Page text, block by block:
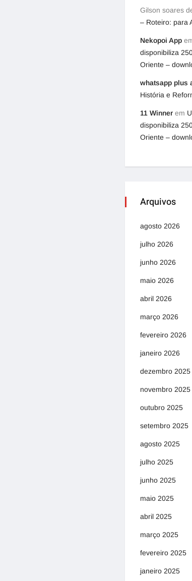
Gilson soares
– Roteiro: para
Nekopoi App
disponibiliza
Oriente –
whatsapp plus
História e
11 Winner em
disponibiliza
Oriente –
Arquivos
agosto 2026
julho 2026
junho 2026
maio 2026
abril 2026
março 2026
fevereiro 2026
janeiro 2026
dezembro 2025
novembro 2025
outubro 2025
setembro 2025
agosto 2025
julho 2025
junho 2025
maio 2025
abril 2025
março 2025
fevereiro 2025
janeiro 2025